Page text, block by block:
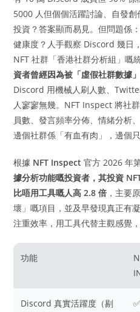
5000 人但個個活躍討論、自發
投資？答案顯而易見。但問題係
健康度？人手觀察 Discord 幾日
NFT 社群「香港社群分析組」嘅
資者曾經因為被「虛假社群數據
Discord 用機械人刷人數、
人寥寥無幾。NFT Inspect 將社
員數、發言頻率分佈、情緒分析
邊個社群係「有血有肉」，邊個
根據 NFT Inspect 官方 2026 年
據分析功能嘅投資者，其投資
比唔用工具嘅人高 2.8 倍 ，主要
壞」嘅項目，並及早發現真正有
注重效率，用工具代替主觀感覺
功能
Discord 真實活躍度（剔